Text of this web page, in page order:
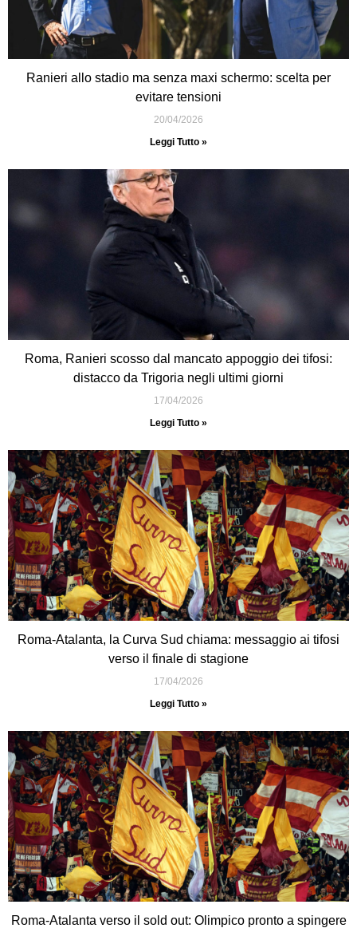
Ranieri allo stadio ma senza maxi schermo: scelta per
evitare tensioni
20/04/2026
Leggi Tutto »
Roma, Ranieri scosso dal mancato appoggio dei tifosi:
distacco da Trigoria negli ultimi giorni
17/04/2026
Leggi Tutto »
Roma-Atalanta, la Curva Sud chiama: messaggio ai tifosi
verso il finale di stagione
17/04/2026
Leggi Tutto »
Roma-Atalanta verso il sold out: Olimpico pronto a spingere